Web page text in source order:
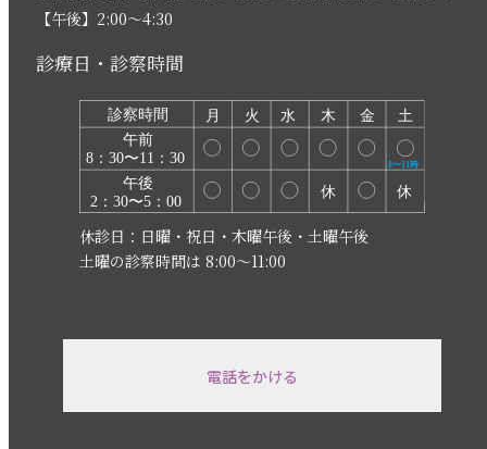
【午後】2:00〜4:30
診療日・診察時間
休診日：日曜・祝日・木曜午後・土曜午後
土曜の診察時間は 8:00〜11:00
電話をかける